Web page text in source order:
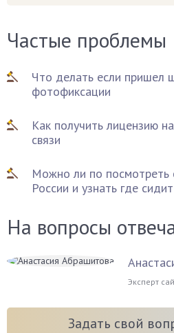
Частые проблемы
Что делать если пришел
фотофиксации
Как получить лицензию
связи
Можно ли по посмотреть
России и узнать где
На вопросы
Эксперт
Задать свой